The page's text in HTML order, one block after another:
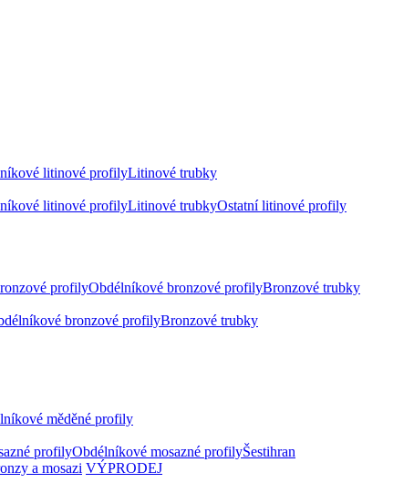
litinové profilyLitinové trubky
litinové profilyLitinové trubkyOstatní litinové profily
profilyObdélníkové bronzové profilyBronzové trubky
bronzové profilyBronzové trubky
měděné profily
profilyObdélníkové mosazné profilyŠestihran
a mosazi VÝPRODEJ